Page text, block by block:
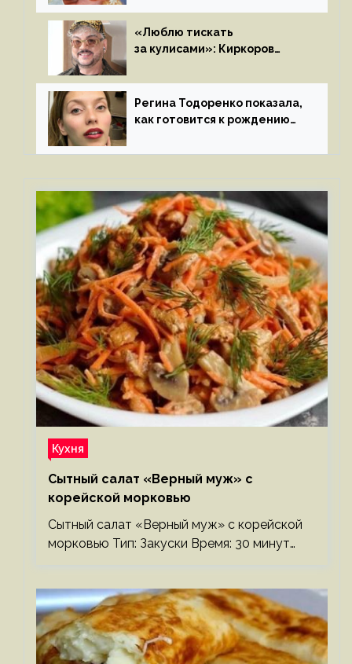
«Люблю тискать
за кулисами»: Киркоров
к молодой особе
Регина Тодоренко показала,
как готовится к рождению
Кухня
Сытный салат «Верный муж» с
корейской морковью
Сытный салат «Верный муж» с корейской
морковью Тип: Закуски Время: 30 минут…